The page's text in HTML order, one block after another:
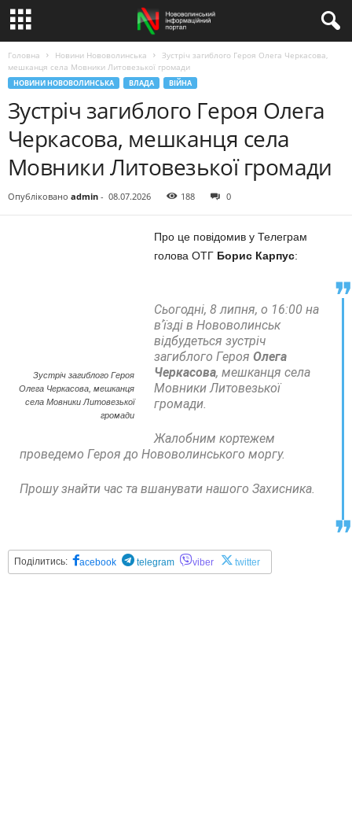
Головна Новини Нововолинська
Зустріч загиблого Героя Олега Черкасова,
мешканця села Мовники Литовезької громади
НОВИНИ НОВОВОЛИНСЬКА ВЛАДА ВІЙНА
Зустріч загиблого Героя Олега
Черкасова, мешканця села
Мовники Литовезької громади
Опубліковано admin - 08.07.2026 188 0
Зустріч загиблого Героя
Олега Черкасова, мешканця
села Мовники Литовезької
громади
Про це повідомив у Телеграм
голова ОТГ Борис Карпус:
Сьогодні, 8 липня, о 16:00 на
вʼїзді в Нововолинськ
відбудеться зустріч
загиблого ГерояОлега
Черкасова, мешканця села
Мовники Литовезької
громади.
Жалобним кортежем
проведемо Героя до Нововолинського моргу.
Прошу знайти час та вшанувати нашого Захисника.
Поділитись: acebook telegram viber twitter